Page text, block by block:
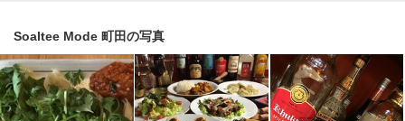
Soaltee Mode 町田の写真